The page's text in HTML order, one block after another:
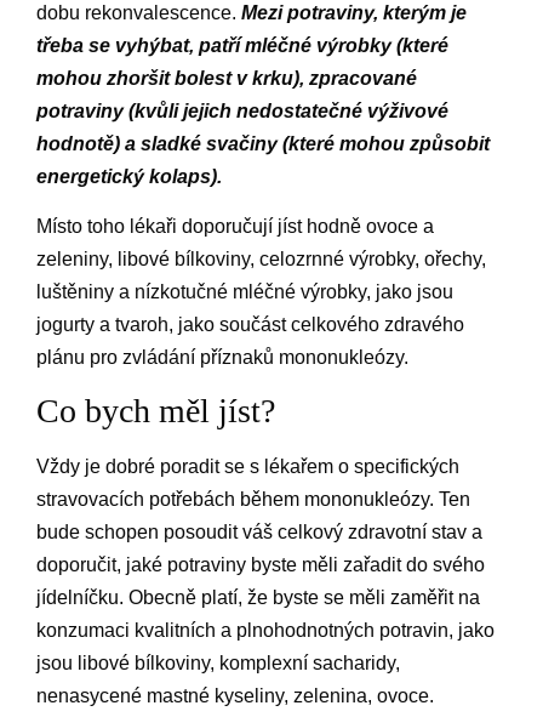
dobu rekonvalescence. Mezi potraviny, kterým je
třeba se vyhýbat, patří mléčné výrobky (které
mohou zhoršit bolest v krku), zpracované
potraviny (kvůli jejich nedostatečné výživové
hodnotě) a sladké svačiny (které mohou způsobit
energetický kolaps).
Místo toho lékaři doporučují jíst hodně ovoce a
zeleniny, libové bílkoviny, celozrnné výrobky, ořechy,
luštěniny a nízkotučné mléčné výrobky, jako jsou
jogurty a tvaroh, jako součást celkového zdravého
plánu pro zvládání příznaků mononukleózy.
Co bych měl jíst?
Vždy je dobré poradit se s lékařem o specifických
stravovacích potřebách během mononukleózy. Ten
bude schopen posoudit váš celkový zdravotní stav a
doporučit, jaké potraviny byste měli zařadit do svého
jídelníčku. Obecně platí, že byste se měli zaměřit na
konzumaci kvalitních a plnohodnotných potravin, jako
jsou libové bílkoviny, komplexní sacharidy,
nenasycené mastné kyseliny, zelenina, ovoce.